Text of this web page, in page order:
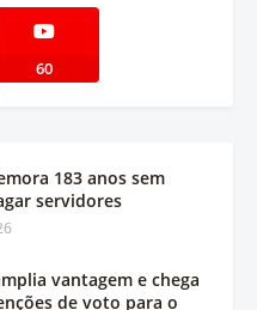
60
183 anos sem
servidores
vantagem e chega
de voto para o